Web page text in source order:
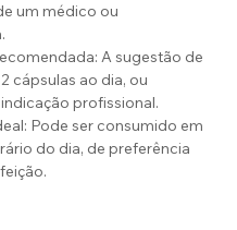
um médico ou
A sugestão de
cápsulas ao dia, ou
profissional.
Pode ser consumido em
do dia, de preferência